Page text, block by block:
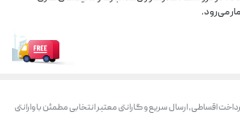
می‌رود.
اقساطی، ارسال سریع و گارانتی معتبر انتخابی مطمئن با وارانتی